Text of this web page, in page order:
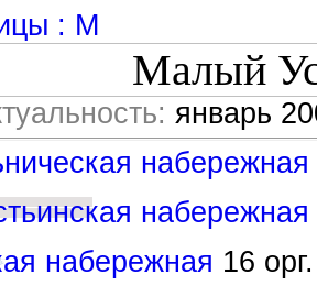
: М
Малый
январь
набережная
набережная
набережная 16 орг.